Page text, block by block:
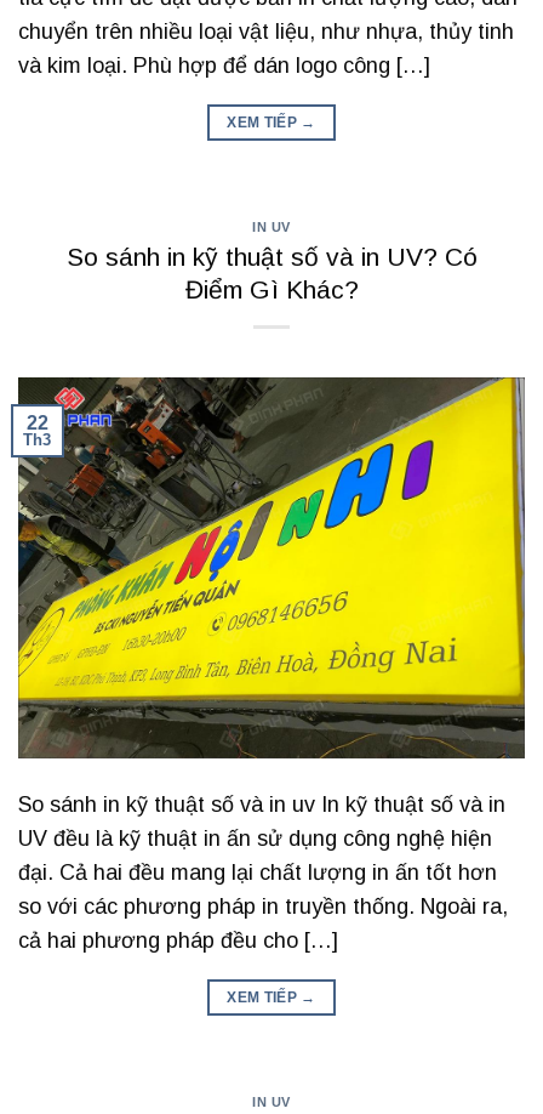
chuyển trên nhiều loại vật liệu, như nhựa, thủy tinh
và kim loại. Phù hợp để dán logo công […]
XEM TIẾP →
IN UV
So sánh in kỹ thuật số và in UV? Có
Điểm Gì Khác?
22
Th3
So sánh in kỹ thuật số và in uv In kỹ thuật số và in
UV đều là kỹ thuật in ấn sử dụng công nghệ hiện
đại. Cả hai đều mang lại chất lượng in ấn tốt hơn
so với các phương pháp in truyền thống. Ngoài ra,
cả hai phương pháp đều cho […]
XEM TIẾP →
IN UV